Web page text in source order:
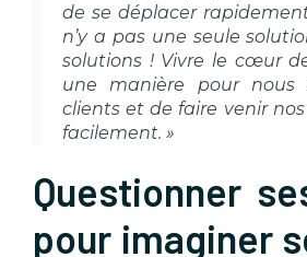
de se déplacer
n’y a pas une seule
solutions ! Vivre le cœur
une manière pour nous
clients et de faire venir
facilement. »
Questionner
pour imaginer